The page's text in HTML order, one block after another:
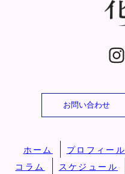
お問い合わせ
ホーム プロフィール
コラム
スケジュール